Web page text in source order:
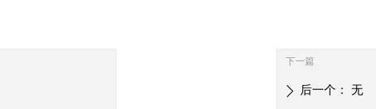
下一篇
ꄲ 后一个： 无